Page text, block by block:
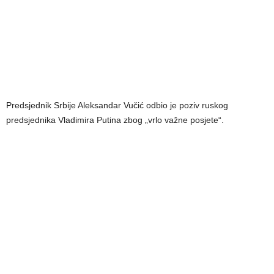
Predsjednik Srbije Aleksandar Vučić odbio je poziv ruskog
predsjednika Vladimira Putina zbog „vrlo važne posjete“.